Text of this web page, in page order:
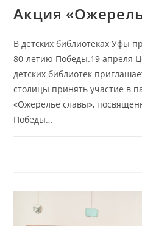
Акция
В детских библиотеках Уфы
80-летию Победы.19 апреля
детских библиотек
столицы принять участие в
«Ожерелье славы»,
Победы…